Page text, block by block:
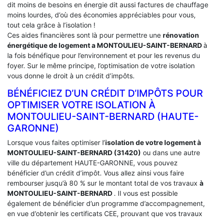
dit moins de besoins en énergie dit aussi factures de chauffage
moins lourdes, d’où des économies appréciables pour vous,
tout cela grâce à l’isolation !
Ces aides financières sont là pour permettre une rénovation
énergétique de logement aMONTOULIEU-SAINT-BERNARDà
la fois bénéfique pour l’environnement et pour les revenus du
foyer. Sur le même principe, l’optimisation de votre isolation
vous donne le droit à un crédit d’impôts.
BÉNÉFICIEZ D’UN CRÉDIT D’IMPÔTS POUR
OPTIMISER VOTRE ISOLATION À
‎MONTOULIEU-SAINT-BERNARD (HAUTE-
GARONNE)
Lorsque vous faites optimiser l’isolation de votre logement à
MONTOULIEU-SAINT-BERNARD (31420) ou dans une autre
ville du département HAUTE-GARONNE, vous pouvez
bénéficier d’un crédit d’impôt. Vous allez ainsi vous faire
rembourser jusqu’à 80 % sur le montant total de vos travaux à
MONTOULIEU-SAINT-BERNARD . Il vous est possible
également de bénéficier d’un programme d’accompagnement,
en vue d’obtenir les certificats CEE, prouvant que vos travaux